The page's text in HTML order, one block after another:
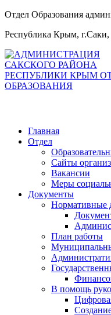
Отдел Образования
Республика Крым,
Главная
Отдел
Сайты
Вакансии
Меры
Документы
Нормативные
План работы
В помощь